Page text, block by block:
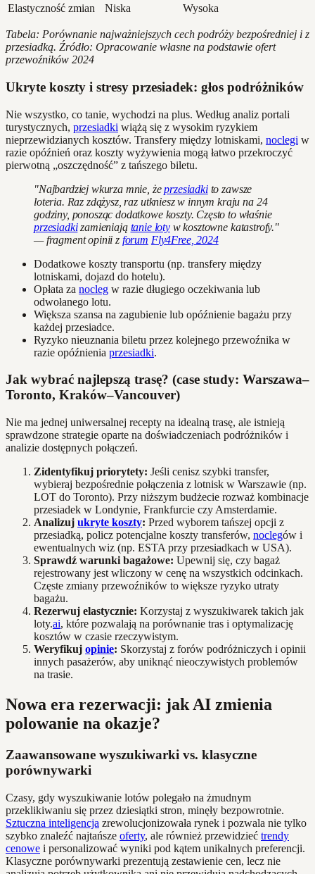
Elastyczność zmian
Niska Wysoka
Tabela: Porównanie najważniejszych cech podróży bezpośredniej i z
przesiadką. Źródło: Opracowanie własne na podstawie ofert
przewoźników 2024
Ukryte koszty i stresy przesiadek: głos podróżników
Nie wszystko, co tanie, wychodzi na plus. Według analiz portali
turystycznych, przesiadki wiążą się z wysokim ryzykiem
nieprzewidzianych kosztów. Transfery między lotniskami, noclegi w
razie opóźnień oraz koszty wyżywienia mogą łatwo przekroczyć
pierwotną „oszczędność” z tańszego biletu.
"Najbardziej wkurza mnie, żeprzesiadkito zawsze
loteria. Raz zdążysz, raz utkniesz w innym kraju na 24
godziny, ponosząc dodatkowe koszty. Często to właśnie
przesiadkizamieniają tanie lotyw kosztowne katastrofy."
— fragment opinii z forum Fly4Free, 2024
Dodatkowe koszty transportu (np. transfery między
lotniskami, dojazd do hotelu).
Opłata za nocleg w razie długiego oczekiwania lub
odwołanego lotu.
Większa szansa na zagubienie lub opóźnienie bagażu przy
każdej przesiadce.
Ryzyko nieuznania biletu przez kolejnego przewoźnika w
razie opóźnienia przesiadki.
Jak wybrać najlepszą trasę? (case study: Warszawa–
Toronto, Kraków–Vancouver)
Nie ma jednej uniwersalnej recepty na idealną trasę, ale istnieją
sprawdzone strategie oparte na doświadczeniach podróżników i
analizie dostępnych połączeń.
Zidentyfikuj priorytety: Jeśli cenisz szybki transfer,
wybieraj bezpośrednie połączenia z lotnisk w Warszawie (np.
LOT do Toronto). Przy niższym budżecie rozważ kombinacje
przesiadek w Londynie, Frankfurcie czy Amsterdamie.
Analizuj ukryte koszty: Przed wyborem tańszej opcji z
przesiadką, policz potencjalne koszty transferów, noclegów i
ewentualnych wiz (np. ESTA przy przesiadkach w USA).
Sprawdź warunki bagażowe: Upewnij się, czy bagaż
rejestrowany jest wliczony w cenę na wszystkich odcinkach.
Częste zmiany przewoźników to większe ryzyko utraty
bagażu.
Rezerwuj elastycznie: Korzystaj z wyszukiwarek takich jak
loty.ai, które pozwalają na porównanie tras i optymalizację
kosztów w czasie rzeczywistym.
Weryfikuj opinie: Skorzystaj z forów podróżniczych i opinii
innych pasażerów, aby uniknąć nieoczywistych problemów
na trasie.
Nowa era rezerwacji: jak AI zmienia
polowanie na okazje?
Zaawansowane wyszukiwarki vs. klasyczne
porównywarki
Czasy, gdy wyszukiwanie lotów polegało na żmudnym
przeklikiwaniu się przez dziesiątki stron, minęły bezpowrotnie.
Sztuczna inteligencja zrewolucjonizowała rynek i pozwala nie tylko
szybko znaleźć najtańsze oferty, ale również przewidzieć trendy
cenowe i personalizować wyniki pod kątem unikalnych preferencji.
Klasyczne porównywarki prezentują zestawienie cen, lecz nie